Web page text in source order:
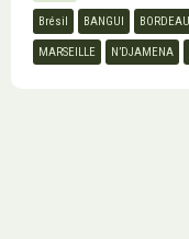
Brésil BANGUI
MARSEILLE N’DJAMENA